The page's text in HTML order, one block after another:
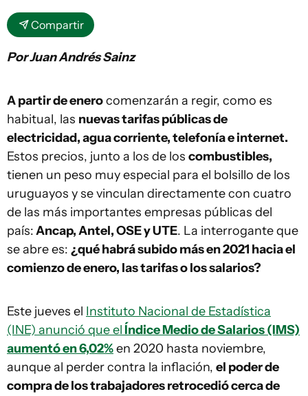
Compartir
Por Juan Andrés Sainz
A partir de enerocomenzarán a regir, como es
habitual, las nuevas tarifas públicas de
electricidad, agua corriente, telefonía e internet.
Estos precios, junto a los de los combustibles,
tienen un peso muy especial para el bolsillo de los
uruguayos y se vinculan directamente con cuatro
de las más importantes empresas públicas del
país:Ancap, Antel, OSE y UTE. La interrogante que
se abre es: ¿qué habrá subido más en 2021 hacia el
comienzo de enero, las tarifas o los salarios?
Este jueves el Instituto Nacional de Estadística
(INE) anunció que elÍndice Medio de Salarios (IMS)
aumentó en 6,02%en 2020 hasta noviembre,
aunque al perder contra la inflación, el poder de
compra de los trabajadores retrocedió cerca de